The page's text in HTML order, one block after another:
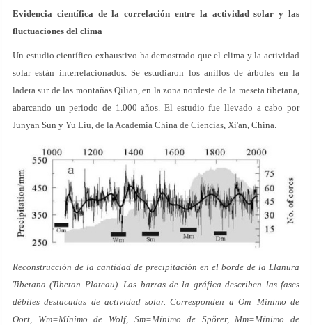
Evidencia científica de la correlación entre la actividad solar y las
fluctuaciones del clima
Un estudio científico exhaustivo ha demostrado que el clima y la actividad
solar están interrelacionados. Se estudiaron los anillos de árboles en la
ladera sur de las montañas Qilian, en la zona nordeste de la meseta tibetana,
abarcando un periodo de 1.000 años. El estudio fue llevado a cabo por
Junyan Sun y Yu Liu, de la Academia China de Ciencias, Xi'an, China.
Reconstrucción de la cantidad de precipitación en el borde de la Llanura
Tibetana (Tibetan Plateau). Las barras de la gráfica describen las fases
débiles destacadas de actividad solar. Corresponden a Om=Mínimo de
Oort, Wm=Mínimo de Wolf, Sm=Mínimo de Spörer, Mm=Mínimo de